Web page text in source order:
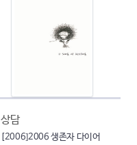
상담
[2006]2006 생존자 다이어